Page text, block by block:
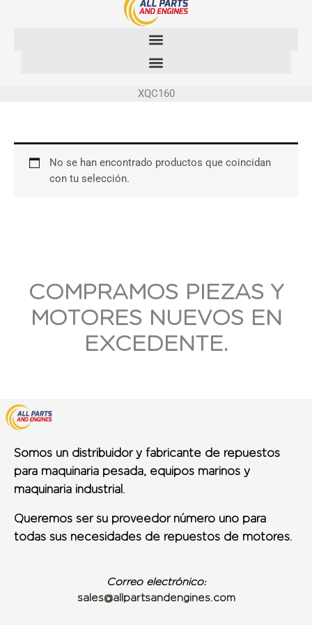
XQC160
No se han encontrado productos que coincidan
con tu selección.
COMPRAMOS PIEZAS Y
MOTORES NUEVOS EN
EXCEDENTE.
Somos un distribuidor y fabricante de repuestos
para maquinaria pesada, equipos marinos y
maquinaria industrial.
Queremos ser su proveedor número uno para
todas sus necesidades de repuestos de motores.
Correo electrónico:
sales@allpartsandengines.com